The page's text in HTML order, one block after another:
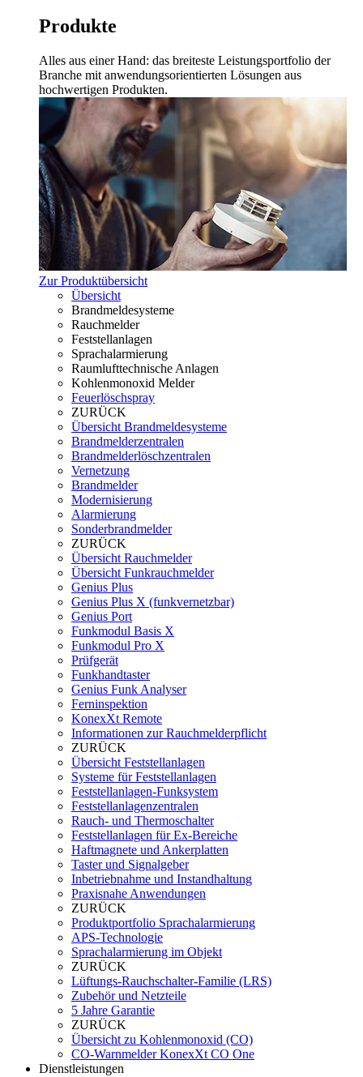
Produkte
Alles aus einer Hand: das breiteste Leistungsportfolio der
Branche mit anwendungsorientierten Lösungen aus
hochwertigen Produkten.
Zur Produktübersicht
Übersicht
Brandmeldesysteme
Rauchmelder
Feststellanlagen
Sprachalarmierung
Raumlufttechnische Anlagen
Kohlenmonoxid Melder
Feuerlöschspray
ZURÜCK
Übersicht Brandmeldesysteme
Brandmelderzentralen
Brandmelderlöschzentralen
Vernetzung
Brandmelder
Modernisierung
Alarmierung
Sonderbrandmelder
ZURÜCK
Übersicht Rauchmelder
Übersicht Funkrauchmelder
Genius Plus
Genius Plus X (funkvernetzbar)
Genius Port
Funkmodul Basis X
Funkmodul Pro X
Prüfgerät
Funkhandtaster
Genius Funk Analyser
Ferninspektion
KonexXt Remote
Informationen zur Rauchmelderpflicht
ZURÜCK
Übersicht Feststellanlagen
Systeme für Feststellanlagen
Feststellanlagen-Funksystem
Feststellanlagenzentralen
Rauch- und Thermoschalter
Feststellanlagen für Ex-Bereiche
Haftmagnete und Ankerplatten
Taster und Signalgeber
Inbetriebnahme und Instandhaltung
Praxisnahe Anwendungen
ZURÜCK
Produktportfolio Sprachalarmierung
APS-Technologie
Sprachalarmierung im Objekt
ZURÜCK
Lüftungs-Rauchschalter-Familie (LRS)
Zubehör und Netzteile
5 Jahre Garantie
ZURÜCK
Übersicht zu Kohlenmonoxid (CO)
CO-Warnmelder KonexXt CO One
Dienstleistungen